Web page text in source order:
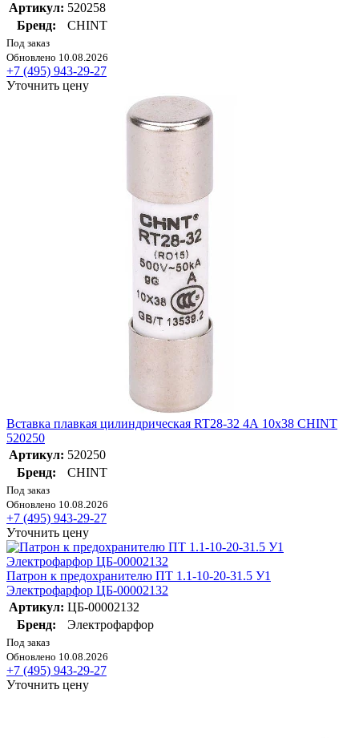
Артикул: 520258
Бренд:
CHINT
Под заказ
Обновлено 10.08.2026
+7 (495) 943-29-27
Уточнить цену
Вставка плавкая цилиндрическая RT28-32 4А 10х38 CHINT
520250
Артикул: 520250
Бренд:
CHINT
Под заказ
Обновлено 10.08.2026
+7 (495) 943-29-27
Уточнить цену
Патрон к предохранителю ПТ 1.1-10-20-31.5 У1
Электрофарфор ЦБ-00002132
Артикул: ЦБ-00002132
Бренд:
Электрофарфор
Под заказ
Обновлено 10.08.2026
+7 (495) 943-29-27
Уточнить цену